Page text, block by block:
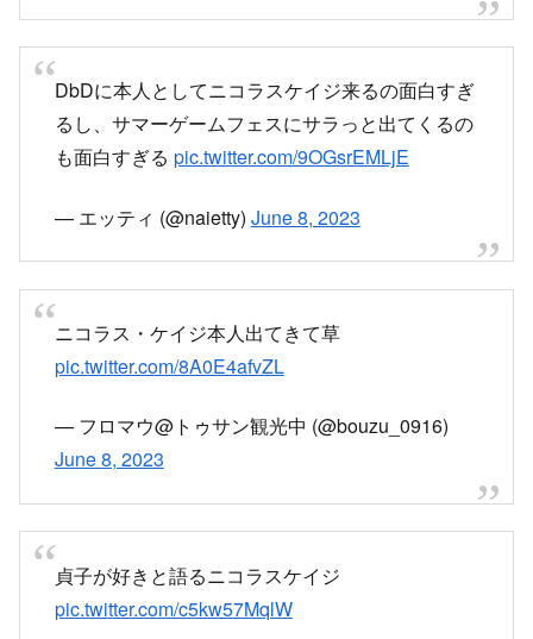
DbDに本人としてニコラスケイジ来るの面白すぎ
るし、サマーゲームフェスにサラっと出てくるの
も面白すぎる pic.twitter.com/9OGsrEMLjE
— エッティ (@naietty) June 8, 2023
ニコラス・ケイジ本人出てきて草
pic.twitter.com/8A0E4afvZL
— フロマウ@トゥサン観光中 (@bouzu_0916)
June 8, 2023
貞子が好きと語るニコラスケイジ
pic.twitter.com/c5kw57MqlW